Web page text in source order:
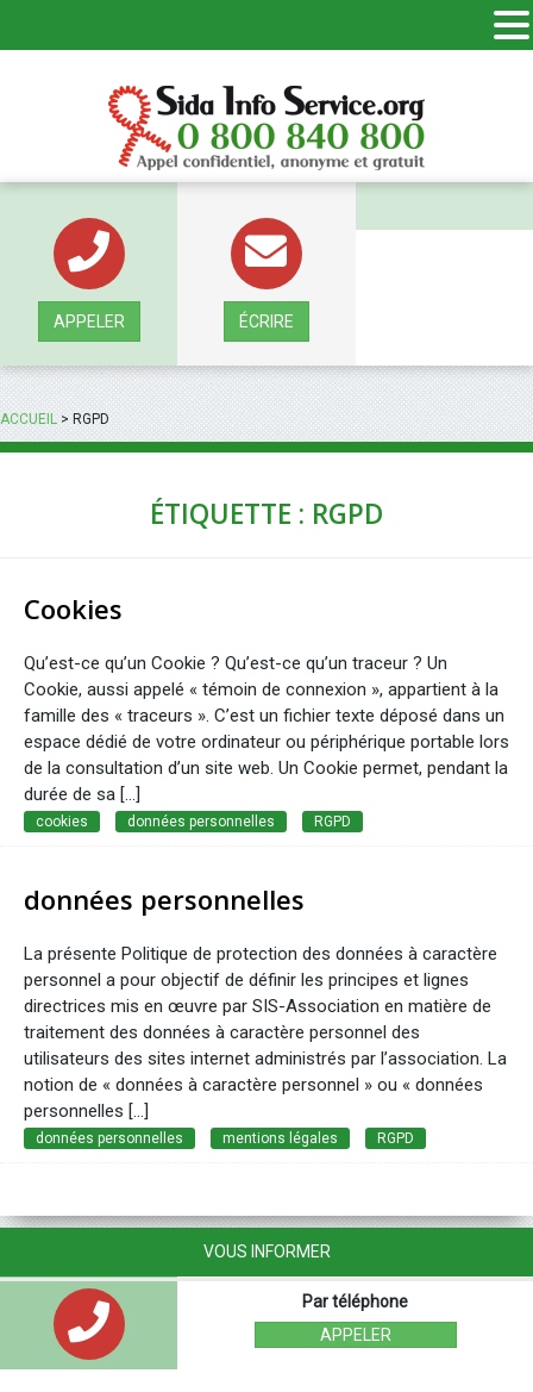
APPELER ÉCRIRE
ACCUEIL>RGPD
ÉTIQUETTE : RGPD
Cookies
Qu’est-ce qu’un Cookie ? Qu’est-ce qu’un traceur ? Un
Cookie, aussi appelé « témoin de connexion », appartient à la
famille des « traceurs ». C’est un fichier texte déposé dans un
espace dédié de votre ordinateur ou périphérique portable lors
de la consultation d’un site web. Un Cookie permet, pendant la
durée de sa […]
cookies données personnelles RGPD
données personnelles
La présente Politique de protection des données à caractère
personnel a pour objectif de définir les principes et lignes
directrices mis en œuvre par SIS-Association en matière de
traitement des données à caractère personnel des
utilisateurs des sites internet administrés par l’association. La
notion de « données à caractère personnel » ou « données
personnelles […]
données personnelles mentions légales RGPD
VOUS INFORMER
Par téléphone
APPELER